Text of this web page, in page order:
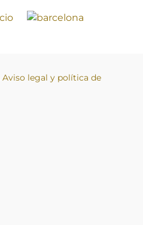
Aviso legal y política de